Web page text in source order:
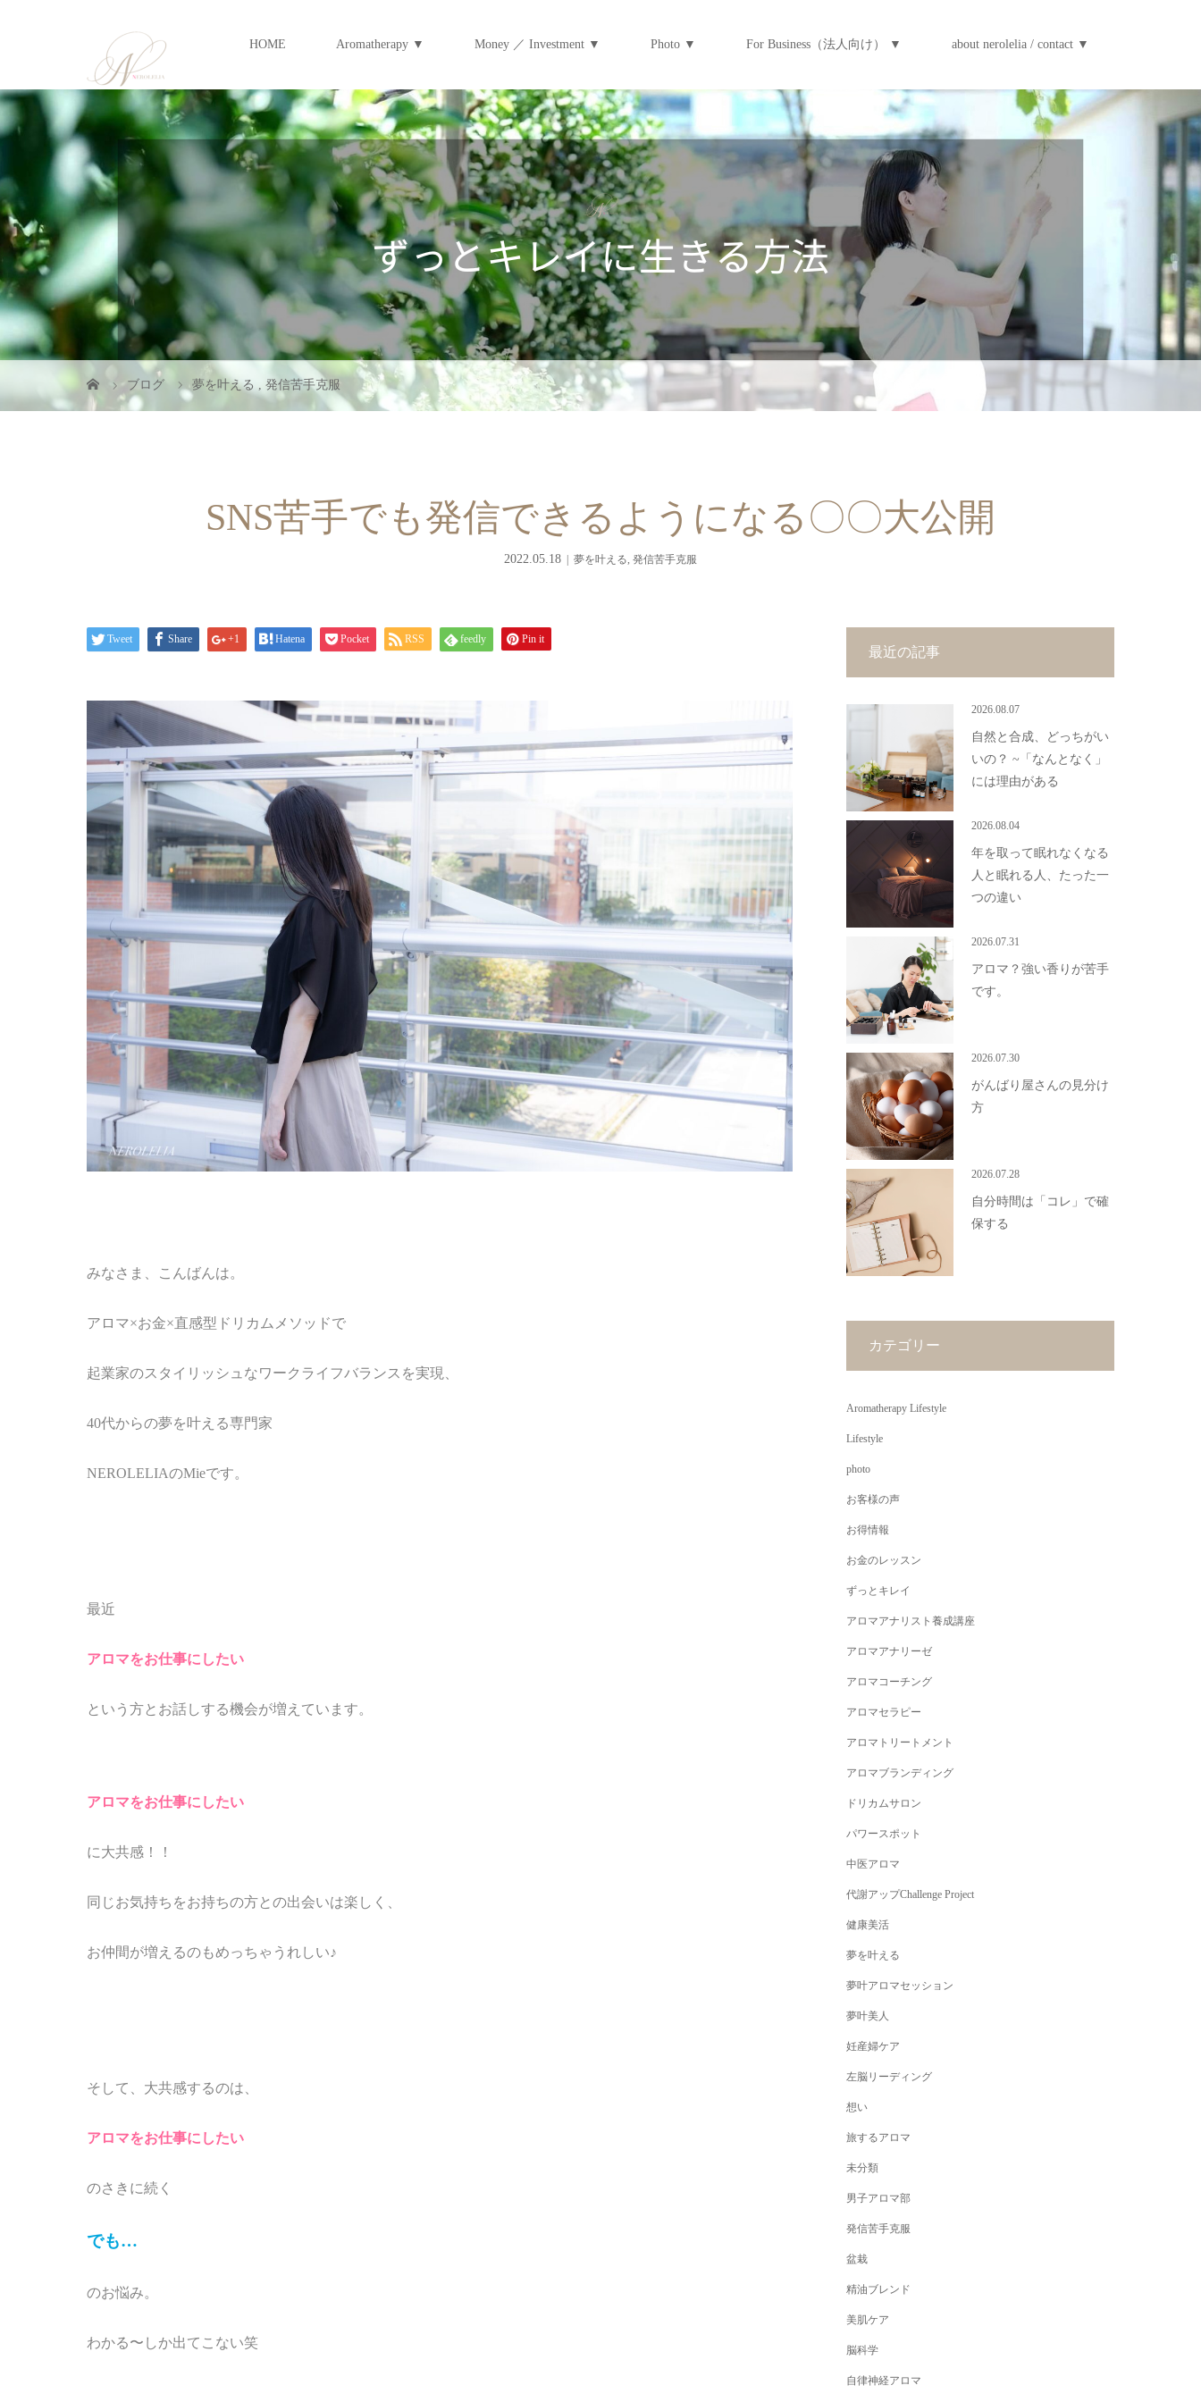
HOME Aromatherapy ▼ Money ／ Investment ▼ Photo ▼ For Business（法人向け） ▼ about nerolelia / contact ▼
ブログ 夢を叶える , 発信苦手克服
SNS苦手でも発信できるようになる〇〇大公開
2022.05.18 夢を叶える 発信苦手克服
Tweet Share +1 Hatena Pocket RSS feedly Pin it
みなさま、こんばんは。
アロマ×お金×直感型ドリカムメソッドで
起業家のスタイリッシュなワークライフバランス を実現、
40代からの夢を叶える専門家
NEROLELIAのMieです。
最近
アロマをお仕事にしたい
という方とお話しする機会が増えています。
アロマをお仕事にしたい
に大共感！！
同じお気持ちをお持ちの方との出会いは楽しく、
お仲間が増えるのもめっちゃうれしい♪
そして、大共感するのは、
アロマをお仕事にしたい
のさきに続く
でも…
のお悩み。
わかる〜しか出てこない笑
最近の記事
2026.08.07
自然と合成、どっちがい
いの？ ~「なんとなく」
には理由がある
2026.08.04
年を取って眠れなくなる
人と眠れる人、たった一
つの違い
2026.07.31
アロマ？強い香りが苦手
です。
2026.07.30
がんばり屋さんの見分け
方
2026.07.28
自分時間は「コレ」で確
保する
カテゴリー
Aromatherapy Lifestyle
Lifestyle
photo
お客様の声
お得情報
お金のレッスン
ずっとキレイ
アロマアナリスト養成講座
アロマアナリーゼ
アロマコーチング
アロマセラピー
アロマトリートメント
アロマブランディング
ドリカムサロン
パワースポット
中医アロマ
代謝アップChallenge Project
健康美活
夢を叶える
夢叶アロマセッション
夢叶美人
妊産婦ケア
左脳リーディング
想い
旅するアロマ
未分類
男子アロマ部
発信苦手克服
盆栽
精油ブレンド
美肌ケア
脳科学
自律神経アロマ